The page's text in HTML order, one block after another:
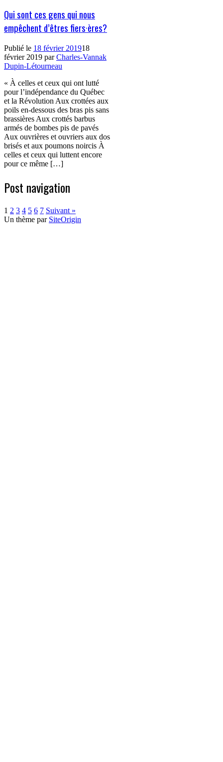
Qui sont ces gens qui nous
empêchent d’êtres fiers·ères?
Publié le 18 février 201918
février 2019 parCharles-Vannak
Dupin-Létourneau
« À celles et ceux qui ont lutté
pour l’indépendance du Québec
et la Révolution Aux crottées aux
poils en-dessous des bras pis sans
brassières Aux crottés barbus
armés de bombes pis de pavés
Aux ouvrières et ouvriers aux dos
brisés et aux poumons noircis À
celles et ceux qui luttent encore
pour ce même […]
Post navigation
1 2 3 4 5 6 7 Suivant »
Un thème par SiteOrigin